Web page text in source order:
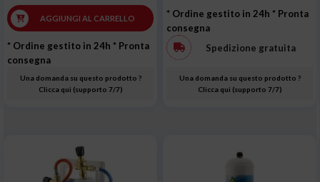
AGGIUNGI AL CARRELLO
* Ordine gestito in 24h * Pronta
consegna
Una domanda su questo prodotto ?
Clicca qui (supporto 7/7)
* Ordine gestito in 24h * Pronta
consegna
Spedizione gratuita
Una domanda su questo prodotto ?
Clicca qui (supporto 7/7)